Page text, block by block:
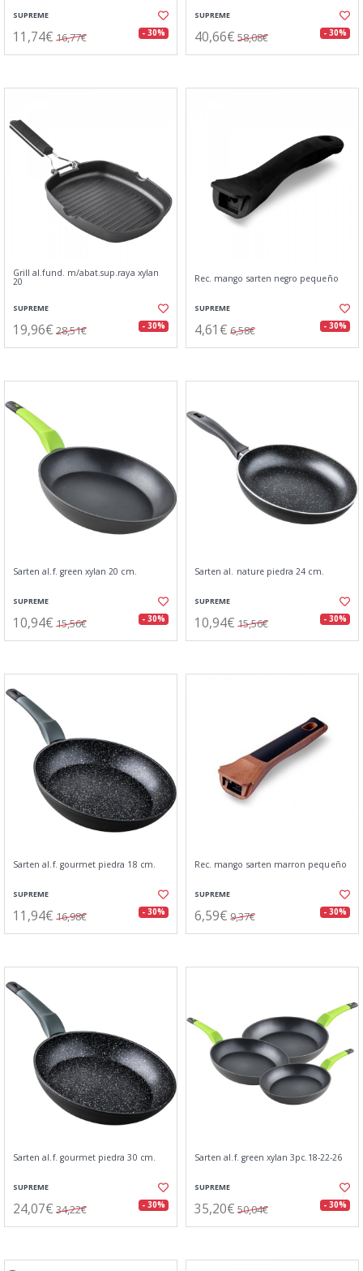
SUPREME
11,74€ 16,77€ - 30%
SUPREME
40,66€ 58,08€ - 30%
Grill al.fund. m/abat.sup.raya xylan
20
SUPREME
19,96€ 28,51€ - 30%
Rec. mango sarten negro pequeño
SUPREME
4,61€ 6,58€ - 30%
Sarten al.f. green xylan 20 cm.
SUPREME
10,94€ 15,56€ - 30%
Sarten al. nature piedra 24 cm.
SUPREME
10,94€ 15,56€ - 30%
Sarten al.f. gourmet piedra 18 cm.
SUPREME
11,94€ 16,98€ - 30%
Rec. mango sarten marron pequeño
SUPREME
6,59€ 9,37€ - 30%
Sarten al.f. gourmet piedra 30 cm.
SUPREME
24,07€ 34,22€ - 30%
Sarten al.f. green xylan 3pc.18-22-26
SUPREME
35,20€ 50,04€ - 30%